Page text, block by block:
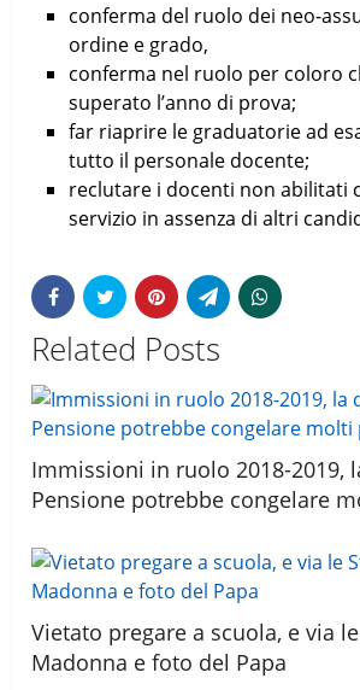
conferma del ruolo dei neo-
ordine e grado,
conferma nel ruolo per coloro
superato l’anno di prova;
far riaprire le graduatorie ad
tutto il personale docente;
reclutare i docenti non abilitati
servizio in assenza di altri
Related Posts
Immissioni in ruolo 2018-2019,
Pensione potrebbe congelare
Vietato pregare a scuola, e via
Madonna e foto del Papa